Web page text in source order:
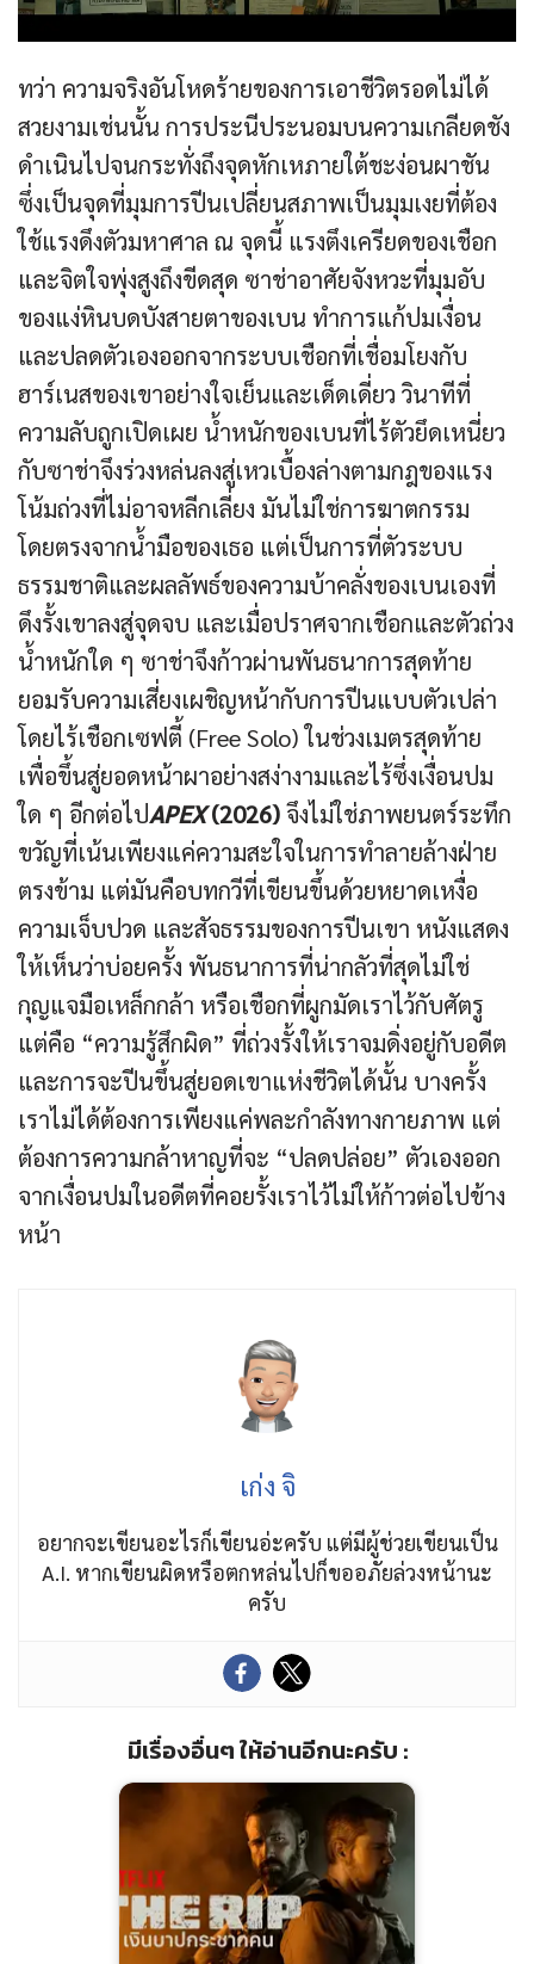
ทว่า ความจริงอันโหดร้ายของการเอาชีวิตรอดไม่ได้
สวยงามเช่นนั้น การประนีประนอมบนความเกลียดชัง
ดำเนินไปจนกระทั่งถึงจุดหักเหภายใต้ชะง่อนผาชัน
ซึ่งเป็นจุดที่มุมการปีนเปลี่ยนสภาพเป็นมุมเงยที่ต้อง
ใช้แรงดึงตัวมหาศาล ณ จุดนี้ แรงตึงเครียดของเชือก
และจิตใจพุ่งสูงถึงขีดสุด ซาช่าอาศัยจังหวะที่มุมอับ
ของแง่หินบดบังสายตาของเบน ทำการแก้ปมเงื่อน
และปลดตัวเองออกจากระบบเชือกที่เชื่อมโยงกับ
ฮาร์เนสของเขาอย่างใจเย็นและเด็ดเดี่ยว วินาทีที่
ความลับถูกเปิดเผย น้ำหนักของเบนที่ไร้ตัวยึดเหนี่ยว
กับซาช่าจึงร่วงหล่นลงสู่เหวเบื้องล่างตามกฎของแรง
โน้มถ่วงที่ไม่อาจหลีกเลี่ยง มันไม่ใช่การฆาตกรรม
โดยตรงจากน้ำมือของเธอ แต่เป็นการที่ตัวระบบ
ธรรมชาติและผลลัพธ์ของความบ้าคลั่งของเบนเองที่
ดึงรั้งเขาลงสู่จุดจบ และเมื่อปราศจากเชือกและตัวถ่วง
น้ำหนักใด ๆ ซาช่าจึงก้าวผ่านพันธนาการสุดท้าย
ยอมรับความเสี่ยงเผชิญหน้ากับการปีนแบบตัวเปล่า
โดยไร้เชือกเซฟตี้ (Free Solo) ในช่วงเมตรสุดท้าย
เพื่อขึ้นสู่ยอดหน้าผาอย่างสง่างามและไร้ซึ่งเงื่อนปม
ใด ๆ อีกต่อไปAPEX(2026)จึงไม่ใช่ภาพยนตร์ระทึก
ขวัญที่เน้นเพียงแค่ความสะใจในการทำลายล้างฝ่าย
ตรงข้าม แต่มันคือบทกวีที่เขียนขึ้นด้วยหยาดเหงื่อ
ความเจ็บปวด และสัจธรรมของการปีนเขา หนังแสดง
ให้เห็นว่าบ่อยครั้ง พันธนาการที่น่ากลัวที่สุดไม่ใช่
กุญแจมือเหล็กกล้า หรือเชือกที่ผูกมัดเราไว้กับศัตรู
แต่คือ “ความรู้สึกผิด” ที่ถ่วงรั้งให้เราจมดิ่งอยู่กับอดีต
และการจะปีนขึ้นสู่ยอดเขาแห่งชีวิตได้นั้น บางครั้ง
เราไม่ได้ต้องการเพียงแค่พละกำลังทางกายภาพ แต่
ต้องการความกล้าหาญที่จะ “ปลดปล่อย” ตัวเองออก
จากเงื่อนปมในอดีตที่คอยรั้งเราไว้ไม่ให้ก้าวต่อไปข้าง
หน้า
เก่ง จิ
อยากจะเขียนอะไรก็เขียนอ่ะครับ แต่มีผู้ช่วยเขียนเป็น
A.I. หากเขียนผิดหรือตกหล่นไปก็ขออภัยล่วงหน้านะ
ครับ
มีเรื่องอื่นๆ ให้อ่านอีกนะครับ :